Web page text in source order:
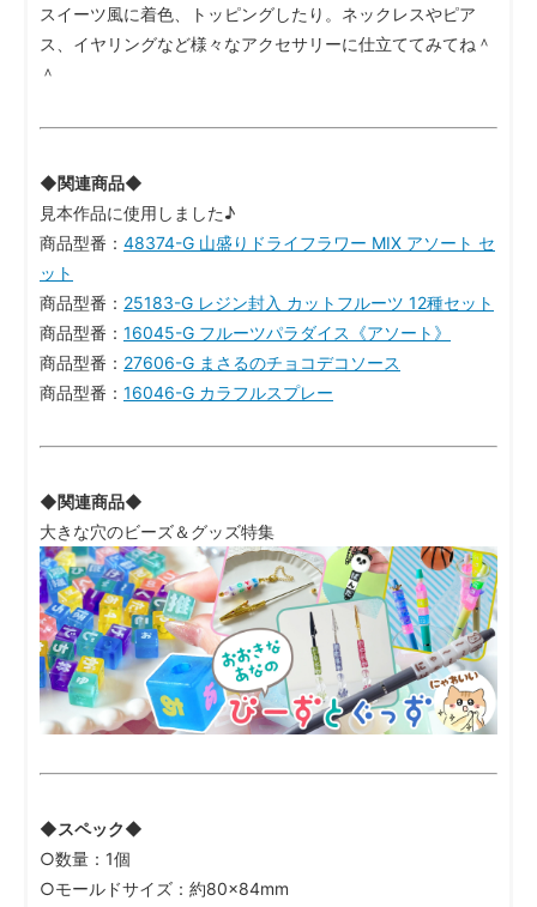
スイーツ風に着色、トッピングしたり。ネックレスやピア
ス、イヤリングなど様々なアクセサリーに仕立ててみてね＾
＾
◆関連商品◆
見本作品に使用しました♪
商品型番： 48374-G 山盛りドライフラワー MIX アソート セ
ット
商品型番： 25183-G レジン封入 カットフルーツ 12種セット
商品型番： 16045-G フルーツパラダイス《アソート》
商品型番： 27606-G まさるのチョコデコソース
商品型番： 16046-G カラフルスプレー
◆関連商品◆
大きな穴のビーズ＆グッズ特集
◆スペック◆
○数量：1個
○モールドサイズ：約80×84mm